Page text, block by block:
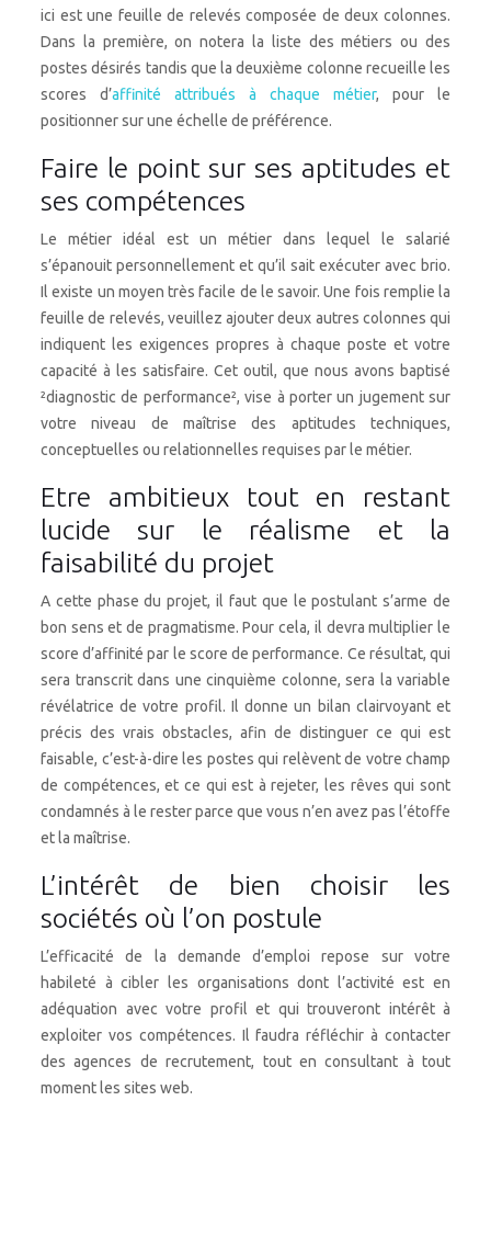
ici est une feuille de relevés composée de deux colonnes.
Dans la première, on notera la liste des métiers ou des
postes désirés tandis que la deuxième colonne recueille les
scores d’affinité attribués à chaque métier, pour le
positionner sur une échelle de préférence.
Faire le point sur ses aptitudes et
ses compétences
Le métier idéal est un métier dans lequel le salarié
s’épanouit personnellement et qu’il sait exécuter avec brio.
Il existe un moyen très facile de le savoir. Une fois remplie la
feuille de relevés, veuillez ajouter deux autres colonnes qui
indiquent les exigences propres à chaque poste et votre
capacité à les satisfaire. Cet outil, que nous avons baptisé
²diagnostic de performance², vise à porter un jugement sur
votre niveau de maîtrise des aptitudes techniques,
conceptuelles ou relationnelles requises par le métier.
Etre ambitieux tout en restant
lucide sur le réalisme et la
faisabilité du projet
A cette phase du projet, il faut que le postulant s’arme de
bon sens et de pragmatisme. Pour cela, il devra multiplier le
score d’affinité par le score de performance. Ce résultat, qui
sera transcrit dans une cinquième colonne, sera la variable
révélatrice de votre profil. Il donne un bilan clairvoyant et
précis des vrais obstacles, afin de distinguer ce qui est
faisable, c’est-à-dire les postes qui relèvent de votre champ
de compétences, et ce qui est à rejeter, les rêves qui sont
condamnés à le rester parce que vous n’en avez pas l’étoffe
et la maîtrise.
L’intérêt de bien choisir les
sociétés où l’on postule
L’efficacité de la demande d’emploi repose sur votre
habileté à cibler les organisations dont l’activité est en
adéquation avec votre profil et qui trouveront intérêt à
exploiter vos compétences. Il faudra réfléchir à contacter
des agences de recrutement, tout en consultant à tout
moment les sites web.